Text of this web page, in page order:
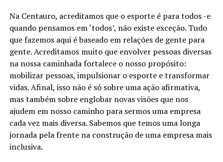
Na Centauro, acreditamos que o esporte é para todos -e
quando pensamos em ‘todos’, não existe exceção. Tudo
que fazemos aqui é baseado em relações de gente para
gente. Acreditamos muito que envolver pessoas diversas
na nossa caminhada fortalece o nosso propósito:
mobilizar pessoas, impulsionar o esporte e transformar
vidas. Afinal, isso não é só sobre uma ação afirmativa,
mas também sobre englobar novas visões que nos
ajudem em nosso caminho para sermos uma empresa
cada vez mais diversa. Sabemos que temos uma longa
jornada pela frente na construção de uma empresa mais
inclusiva.